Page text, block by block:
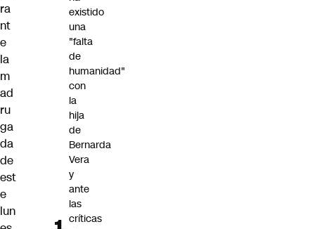
ra
nt
e
la
m
ad
ru
ga
da
de
est
e
lun
existido
una
"falta
de
humanidad"
con
la
hija
de
Bernarda
Vera
y
ante
las
críticas